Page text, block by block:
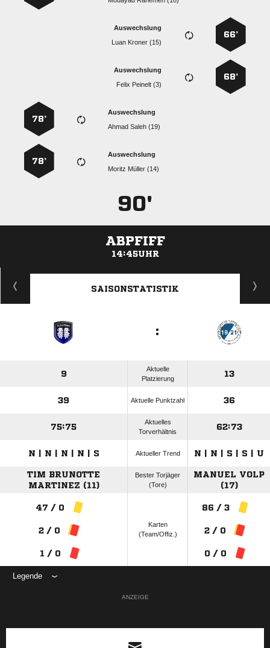
66’
Auswechslung
  
68’
Auswechslung
  
Auswechslung
  
78’
Auswechslung
  
78’
90'
ABPFIFF
14:45UHR
ANZEIGE
SAISONSTATISTIK
:
9
Aktuelle
Platzierung
13
39 Aktuelle Punktzahl 36
75:75
Aktuelles
Torverhältnis
62:73
N | N | N | N | S Aktueller Trend N | N | S | S | U
TIM BRUNOTTE
MARTINEZ (11)
Bester Torjäger
(Tore)
MANUEL VOLP
(17)
47 / 0
2 / 0
1 / 0
Karten
(Team/Offiz.)
86 / 3
2 / 0
0 / 0
Legende
ANZEIGE